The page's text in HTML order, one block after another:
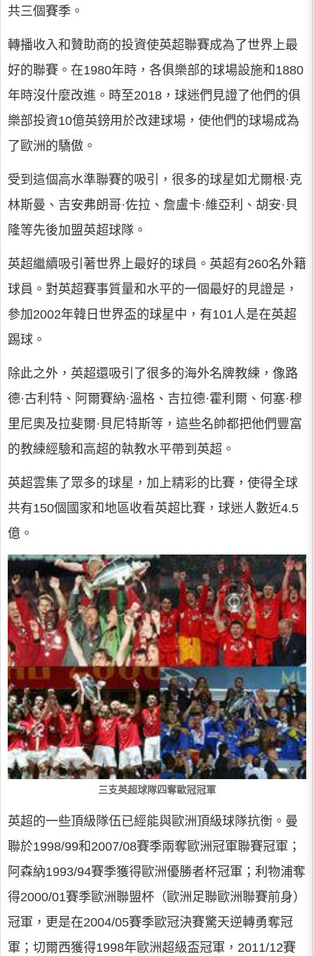
共三個賽季。
轉播收入和贊助商的投資使英超聯賽成為了世界上最
好的聯賽。在1980年時，各俱樂部的球場設施和1880
年時沒什麼改進。時至2018，球迷們見證了他們的俱
樂部投資10億英鎊用於改建球場，使他們的球場成為
了歐洲的驕傲。
受到這個高水準聯賽的吸引，很多的球星如尤爾根·克
林斯曼、吉安弗朗哥·佐拉、詹盧卡·維亞利、胡安·貝
隆等先後加盟英超球隊。
英超繼續吸引著世界上最好的球員。英超有260名外籍
球員。對英超賽事質量和水平的一個最好的見證是，
參加2002年韓日世界盃的球星中，有101人是在英超
踢球。
除此之外，英超還吸引了很多的海外名牌教練，像路
德·古利特、阿爾賽納·溫格、吉拉德·霍利爾、何塞·穆
里尼奧及拉斐爾·貝尼特斯等，這些名帥都把他們豐富
的教練經驗和高超的執教水平帶到英超。
英超雲集了眾多的球星，加上精彩的比賽，使得全球
共有150個國家和地區收看英超比賽，球迷人數近4.5
億。
三支英超球隊四奪歐冠冠軍
英超的一些頂級隊伍已經能與歐洲頂級球隊抗衡。曼
聯於1998/99和2007/08賽季兩奪歐洲冠軍聯賽冠軍；
阿森納1993/94賽季獲得歐洲優勝者杯冠軍；利物浦奪
得2000/01賽季歐洲聯盟杯（歐洲足聯歐洲聯賽前身）
冠軍，更是在2004/05賽季歐冠決賽驚天逆轉勇奪冠
軍；切爾西獲得1998年歐洲超級盃冠軍，2011/12賽